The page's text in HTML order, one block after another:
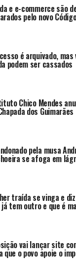
e e-commerce são
pelo novo
é arquivado,
podem ser cassados
Chico Mendes
dos Guimarães
pela musa
se afoga em
traída se vinga e
já tem outro e que é
vai lançar site
que o povo apoie o